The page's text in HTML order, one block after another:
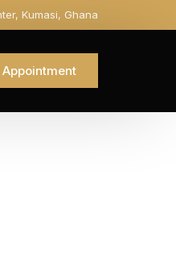
Kumasi, Ghana
Appointment